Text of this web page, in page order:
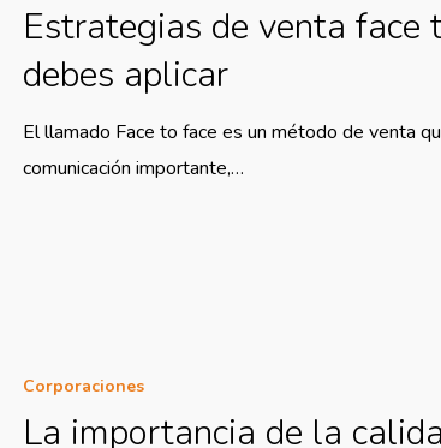
Estrategias de venta face
debes aplicar
El llamado Face to face es un método de venta
comunicación importante,…
Corporaciones
La importancia de la